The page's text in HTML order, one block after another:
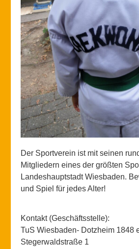
Der Sportverein ist mit seinen
Mitgliedern eines der größten
Landeshauptstadt Wiesbaden.
und Spiel für jedes Alter!
Kontakt (Geschäftsstelle):
TuS Wiesbaden- Dotzheim 1848
Stegerwaldstraße 1